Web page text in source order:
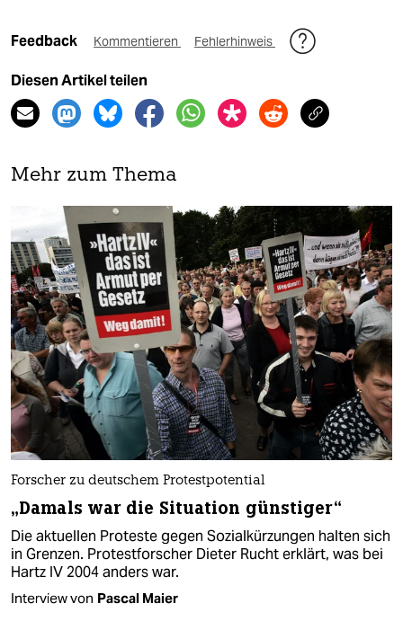
Feedback Kommentieren Fehlerhinweis
Diesen Artikel teilen
Mehr zum Thema
Forscher zu deutschem Protestpotential
„Damals war die Situation günstiger“
Die aktuellen Proteste gegen Sozialkürzungen halten sich
in Grenzen. Protestforscher Dieter Rucht erklärt, was bei
Hartz IV 2004 anders war.
Interview von Pascal Maier